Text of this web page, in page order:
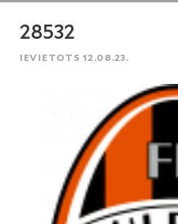
28532
IEVIETOTS 12.08.23.